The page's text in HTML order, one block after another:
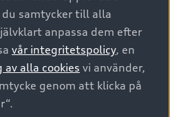
Audi
Rights Reserved.
Audi AG
samtycker till alla
anpassa dem efter
vår integritetspolicy, en
alla cookies vi använder,
genom att klicka på